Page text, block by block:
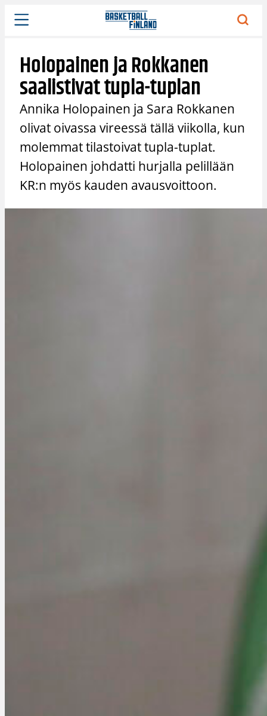
Siirry
sisältöön
Holopainen ja Rokkanen
saalistivat tupla-tuplan
Annika Holopainen ja Sara Rokkanen
olivat oivassa vireessä tällä viikolla, kun
molemmat tilastoivat tupla-tuplat.
Holopainen johdatti hurjalla pelillään
KR:n myös kauden avausvoittoon.